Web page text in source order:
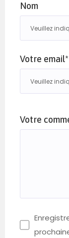
Nom
Votre email*
Votre